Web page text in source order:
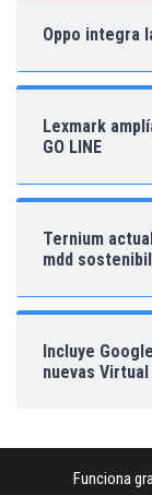
Oppo integra
Lexmark
GO LINE
Ternium
mdd
Incluye
nuevas
Funciona